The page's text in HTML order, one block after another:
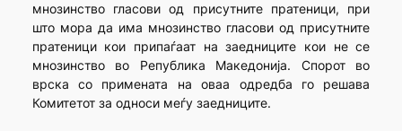
мнозинство гласови од присутните пратеници, при
што мора да има мнозинство гласови од присутните
пратеници кои припаѓаат на заедниците кои не се
мнозинство во Република Македонија. Спорот во
врска со примената на оваа одредба го решава
Комитетот за односи меѓу заедниците.